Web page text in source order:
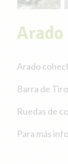
Arado
Arado
Barra de Tiro
Ruedas de
Para más